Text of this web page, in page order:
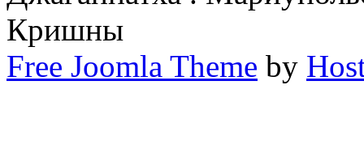
Кришны
Free Joomla Theme by